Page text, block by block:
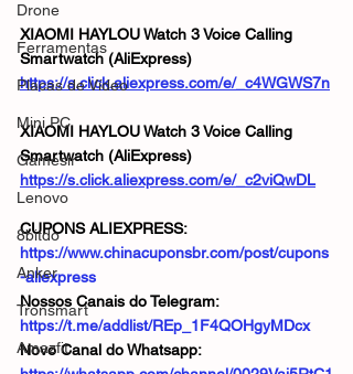
Drone
Ferramentas
Placas de Vídeo
Mini PC
Gamesir
Lenovo
8bitdo
Anker
Tronsmart
Amazfit
XIAOMI HAYLOU Watch 3 Voice Calling
Smartwatch (AliExpress)
https://s.click.aliexpress.com/e/_c4WGWS7n
XIAOMI HAYLOU Watch 3 Voice Calling
Smartwatch (AliExpress)
https://s.click.aliexpress.com/e/_c2viQwDL
CUPONS ALIEXPRESS:
https://www.chinacuponsbr.com/post/cupons
-aliexpress
Nossos Canais do Telegram:
https://t.me/addlist/REp_1F4QOHgyMDcx
Novo Canal do Whatsapp: